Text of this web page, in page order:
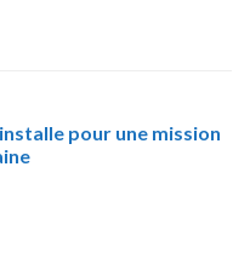
pour une mission